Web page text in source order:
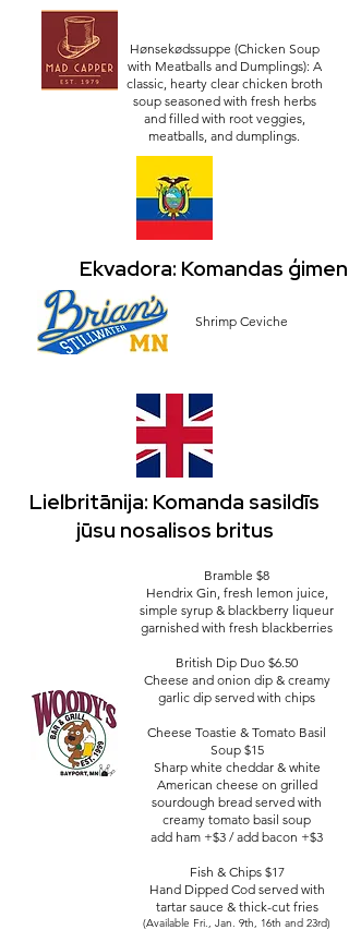
Hønsekødssuppe (Chicken Soup
with Meatballs and Dumplings): A
classic, hearty clear chicken broth
soup seasoned with fresh herbs
and filled with root veggies,
meatballs, and dumplings.
Ekvadora: Komandas ģimene
Shrimp Ceviche
Lielbritānija: Komanda sasildīs
jūsu nosalisos britus
Bramble $8
Hendrix Gin, fresh lemon juice,
simple syrup & blackberry liqueur
garnished with fresh blackberries
British Dip Duo $6.50
Cheese and onion dip & creamy
garlic dip served with chips
Cheese Toastie & Tomato Basil
Soup $15
Sharp white cheddar & white
American cheese on grilled
sourdough bread served with
creamy tomato basil soup
add ham +$3 / add bacon +$3
Fish & Chips $17
Hand Dipped Cod served with
tartar sauce & thick-cut fries
(Available Fri., Jan. 9th, 16th and 23rd)